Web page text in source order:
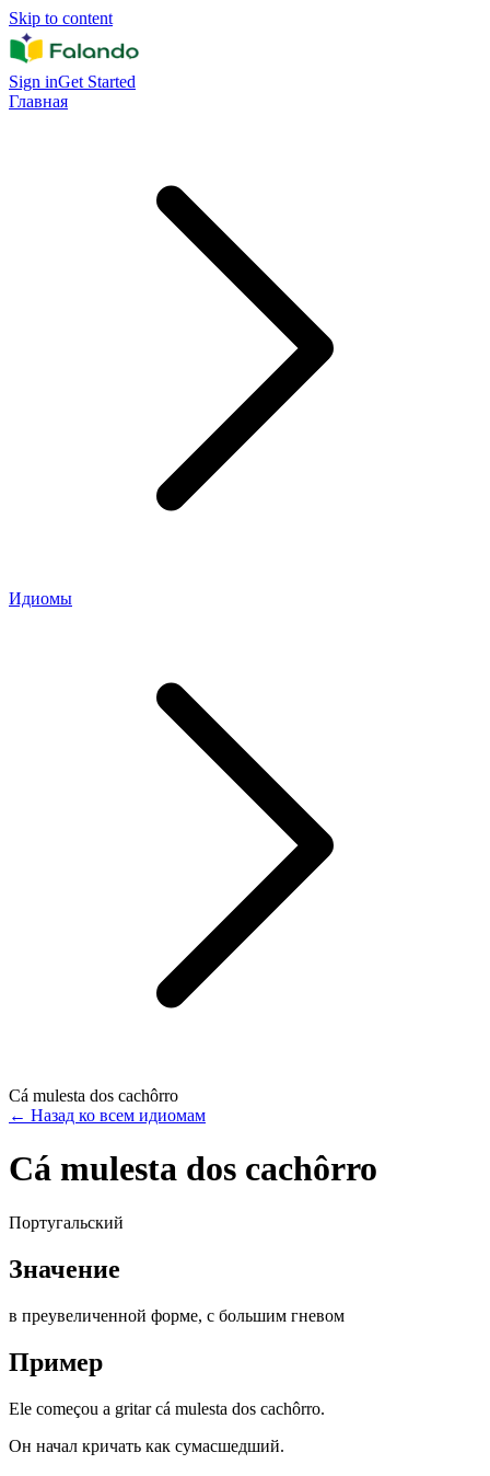
Skip to content
Sign inGet Started
Главная
Идиомы
Cá mulesta dos cachôrro
← Назад ко всем идиомам
Cá mulesta dos cachôrro
Португальский
Значение
в преувеличенной форме, с большим гневом
Пример
Ele começou a gritar cá mulesta dos cachôrro.
Он начал кричать как сумасшедший.